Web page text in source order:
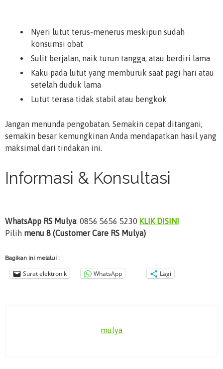
Nyeri lutut terus-menerus meskipun sudah
konsumsi obat
Sulit berjalan, naik turun tangga, atau berdiri lama
Kaku pada lutut yang memburuk saat pagi hari atau
setelah duduk lama
Lutut terasa tidak stabil atau bengkok
Jangan menunda pengobatan. Semakin cepat ditangani,
semakin besar kemungkinan Anda mendapatkan hasil yang
maksimal dari tindakan ini.
Informasi & Konsultasi
WhatsApp RS Mulya: 0856 5656 5230 KLIK DISINI
Pilih menu 8 (Customer Care RS Mulya)
Bagikan ini melalui :
Surat elektronik WhatsApp Lagi
mulya